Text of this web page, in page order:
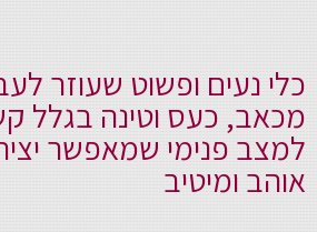
כלי נעים ופשוט שעוזר
מכאב, כעס וטינה בגלל
למצב פנימי שמאפשר
אוהב ומיטיב